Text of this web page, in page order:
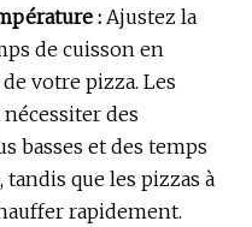
: Ajustez la
de cuisson en
votre pizza. Les
des
basses et des temps
que les pizzas à
rapidement.